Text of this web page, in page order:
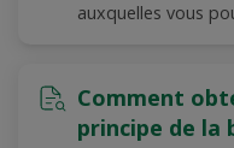
auxquelles vous
Comment
principe de la